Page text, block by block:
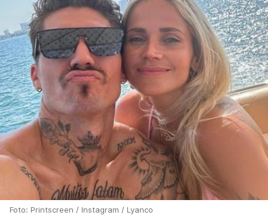
Foto: Printscreen / Instagram / Lyanco